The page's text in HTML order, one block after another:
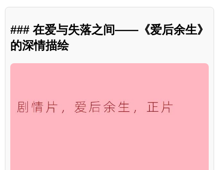
### 在爱与失落之间——《爱后余生》
的深情描绘